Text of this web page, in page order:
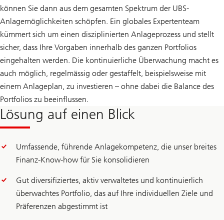
können Sie dann aus dem gesamten Spektrum der UBS-
Anlagemöglichkeiten schöpfen. Ein globales Expertenteam
kümmert sich um einen disziplinierten Anlageprozess und stellt
sicher, dass Ihre Vorgaben innerhalb des ganzen Portfolios
eingehalten werden. Die kontinuierliche Überwachung macht es
auch möglich, regelmässig oder gestaffelt, beispielsweise mit
einem Anlageplan, zu investieren – ohne dabei die Balance des
Portfolios zu beeinflussen.
Lösung auf einen Blick
Umfassende, führende Anlagekompetenz, die unser breites
Finanz-Know-how für Sie konsolidieren
Gut diversifiziertes, aktiv verwaltetes und kontinuierlich
überwachtes Portfolio, das auf Ihre individuellen Ziele und
Präferenzen abgestimmt ist